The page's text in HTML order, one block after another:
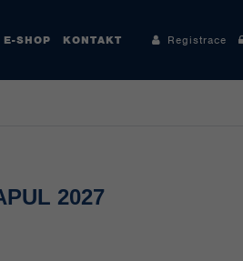
E-SHOP KONTAKT Registrace
2027